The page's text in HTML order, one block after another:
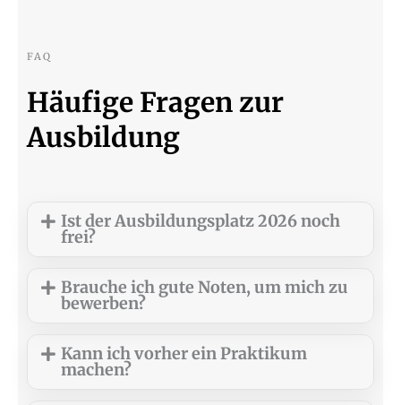
FAQ
Häufige Fragen zur
Ausbildung
Ist der Ausbildungsplatz 2026 noch
frei?
Brauche ich gute Noten, um mich zu
bewerben?
Kann ich vorher ein Praktikum
machen?